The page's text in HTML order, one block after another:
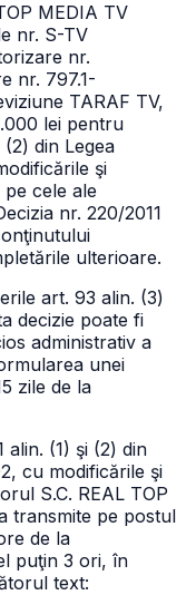
MEDIA TV
nr. S-TV
nr.
nr. 797.1-
TARAF TV,
lei pentru
din Legea
şi
cele ale
nr. 220/2011
ulterioare.
art. 93 alin. (3)
decizie poate fi
administrativ a
unei
zile de la
alin. (1) şi (2) din
cu modificările şi
S.C. REAL TOP
transmite pe postul
de la
puţin 3 ori, în
text: